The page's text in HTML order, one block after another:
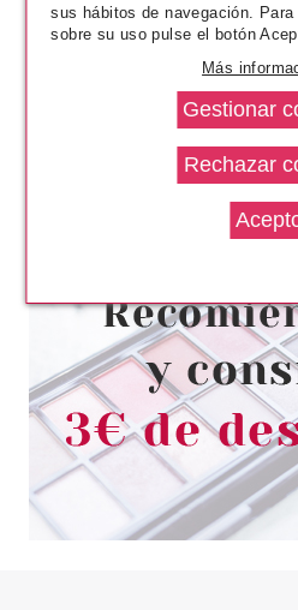
sus hábitos de navegación.
sobre su uso pulse el botón
Más